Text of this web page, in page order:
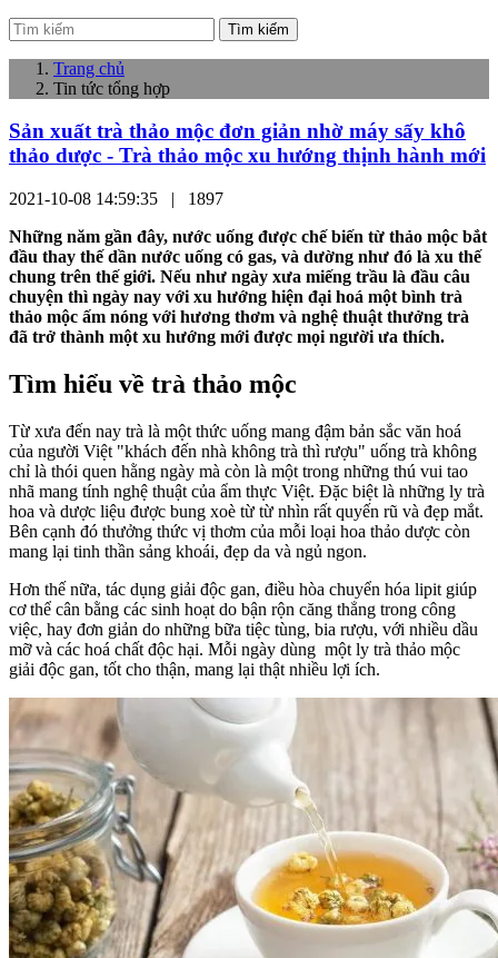
Tìm kiếm
Trang chủ
Tin tức tổng hợp
Sản xuất trà thảo mộc đơn giản nhờ máy sấy khô
thảo dược - Trà thảo mộc xu hướng thịnh hành mới
2021-10-08 14:59:35 | 1897
Những năm gần đây, nước uống được chế biến từ thảo mộc bắt
đầu thay thế dần nước uống có gas, và dường như đó là xu thế
chung trên thế giới. Nếu như ngày xưa miếng trầu là đầu câu
chuyện thì ngày nay với xu hướng hiện đại hoá một bình trà
thảo mộc ấm nóng với hương thơm và nghệ thuật thưởng trà
đã trở thành một xu hướng mới được mọi người ưa thích.
Tìm hiểu về trà thảo mộc
Từ xưa đến nay trà là một thức uống mang đậm bản sắc văn hoá
của người Việt "khách đến nhà không trà thì rượu" uống trà không
chỉ là thói quen hằng ngày mà còn là một trong những thú vui tao
nhã mang tính nghệ thuật của ẩm thực Việt. Đặc biệt là những ly trà
hoa và dược liệu được bung xoè từ từ nhìn rất quyến rũ và đẹp mắt.
Bên cạnh đó thưởng thức vị thơm của mỗi loại hoa thảo dược còn
mang lại tinh thần sảng khoái, đẹp da và ngủ ngon.
Hơn thế nữa, tác dụng giải độc gan, điều hòa chuyển hóa lipit giúp
cơ thể cân bằng các sinh hoạt do bận rộn căng thẳng trong công
việc, hay đơn giản do những bữa tiệc tùng, bia rượu, với nhiều dầu
mỡ và các hoá chất độc hại. Mỗi ngày dùng một ly trà thảo mộc
giải độc gan, tốt cho thận, mang lại thật nhiều lợi ích.